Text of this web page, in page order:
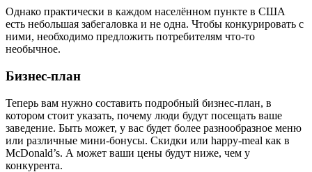
Однако практически в каждом населённом пункте в США
есть небольшая забегаловка и не одна. Чтобы конкурировать с
ними, необходимо предложить потребителям что-то
необычное.
Бизнес-план
Теперь вам нужно составить подробный бизнес-план, в
котором стоит указать, почему люди будут посещать ваше
заведение. Быть может, у вас будет более разнообразное меню
или различные мини-бонусы. Скидки или happy-meal как в
McDonald’s. А может ваши цены будут ниже, чем у
конкурента.